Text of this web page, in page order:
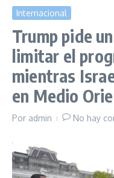
Internacional
Trump pide
limitar el
mientras
en Medio
Por admin No hay